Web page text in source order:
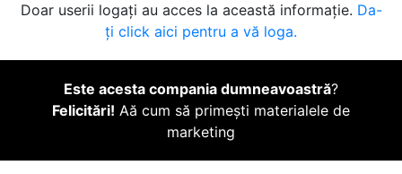
Doar userii logați au acces la această informație. Da-
ți click aici pentru a vă loga.
Este acesta compania dumneavoastră?
Felicitări! Aă cum să primești materialele de
marketing